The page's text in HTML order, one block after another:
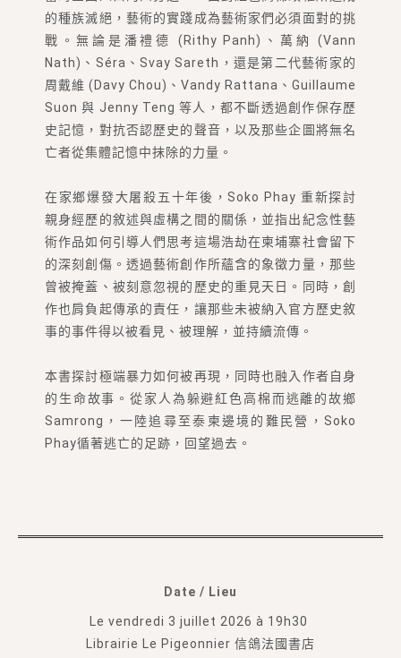
的種族滅絕，藝術的實踐成為藝術家們必須面對的挑
戰。無論是潘禮德 (Rithy Panh)、萬納 (Vann
Nath)、Séra、Svay Sareth，還是第二代藝術家的
周戴維 (Davy Chou)、Vandy Rattana、Guillaume
Suon 與 Jenny Teng 等人，都不斷透過創作保存歷
史記憶，對抗否認歷史的聲音，以及那些企圖將無名
亡者從集體記憶中抹除的力量。
在家鄉爆發大屠殺五十年後，Soko Phay 重新探討
親身經歷的敘述與虛構之間的關係，並指出紀念性藝
術作品如何引導人們思考這場浩劫在柬埔寨社會留下
的深刻創傷。透過藝術創作所蘊含的象徵力量，那些
曾被掩蓋、被刻意忽視的歷史的重見天日。同時，創
作也肩負起傳承的責任，讓那些未被納入官方歷史敘
事的事件得以被看見、被理解，並持續流傳。
本書探討極端暴力如何被再現，同時也融入作者自身
的生命故事。從家人為躲避紅色高棉而逃離的故鄉
Samrong，一陸追尋至泰柬邊境的難民營，Soko
Phay循著逃亡的足跡，回望過去。
Date / Lieu
Le vendredi 3 juillet 2026 à 19h30
Librairie Le Pigeonnier 信鴿法國書店